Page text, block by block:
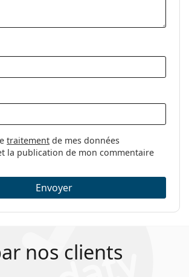
Oui
Pour femmes
Lunettes de vue
Moschino Love
traitement de mes données
la publication de mon commentaire
Envoyer
nos clients